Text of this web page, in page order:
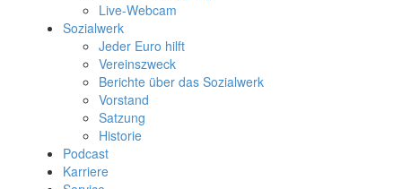
Live-Webcam
Sozialwerk
Jeder Euro hilft
Vereinszweck
Berichte über das Sozialwerk
Vorstand
Satzung
Historie
Podcast
Karriere